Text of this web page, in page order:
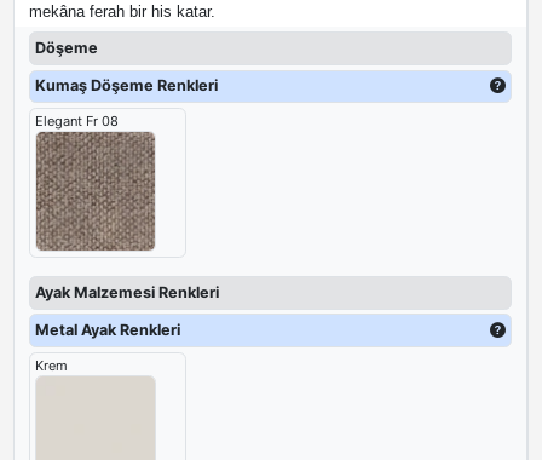
mekâna ferah bir his katar.
Döşeme
Kumaş Döşeme Renkleri
Elegant Fr 08
Ayak Malzemesi Renkleri
Metal Ayak Renkleri
Krem